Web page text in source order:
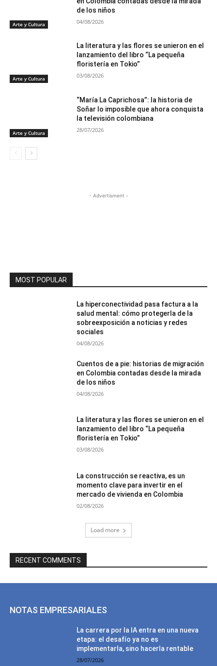
Arte y Cultura
de los niños
04/08/2026
Arte y Cultura
La literatura y las flores se unieron en el
lanzamiento del libro “La pequeña
floristería en Tokio”
03/08/2026
Arte y Cultura
“María La Caprichosa”: la historia de
Soñar lo imposible que ahora conquista
la televisión colombiana
28/07/2026
- Advertisment -
MOST POPULAR
La hiperconectividad pasa factura a la
salud mental: cómo protegerla de la
sobreexposición a noticias y redes
sociales
04/08/2026
Cuentos de a pie: historias de migración
en Colombia contadas desde la mirada
de los niños
04/08/2026
La literatura y las flores se unieron en el
lanzamiento del libro “La pequeña
floristería en Tokio”
03/08/2026
La construcción se reactiva, es un
momento clave para invertir en el
mercado de vivienda en Colombia
02/08/2026
Load more
RECENT COMMENTS
NOTAS EMPRESARIALES
La carrera por la IA entra en una nueva
etapa: el desafío ya no es
implementarla, sino hacerla rentable
28/07/2026